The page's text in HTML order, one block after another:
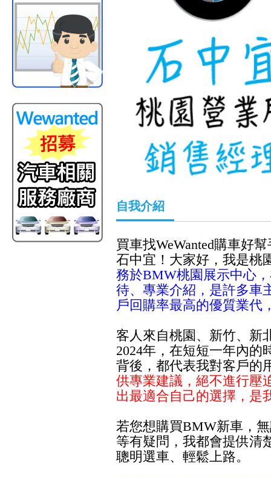
自我介紹
買車找WeWanted購車好
石中宜！大家好，我是桃
務於BMW桃園展示中心
待、專業介紹，是許多車
戶回購率最高的優質業代
客人來自桃園、新竹、新
2024年，在短短一年內的
背後，都代表我對客戶的
供專業建議，絕不進行壓
出最適合自己的選擇，是
若您想購買BMW新車，
等有疑問，我都會提供清
聰明選車、輕鬆上路。